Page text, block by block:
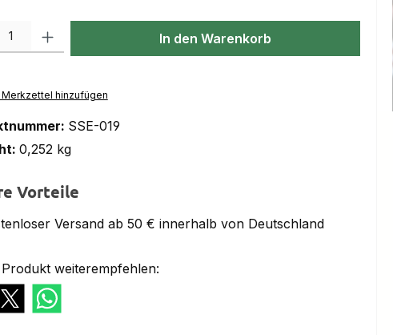
Anzahl: Gib den gewünschten Wert ein oder benutze die Schaltflächen
In den Warenkorb
Merkzettel hinzufügen
SSE-019
0,252 kg
Vorteile
Versand ab 50 € innerhalb von Deutschland
Produkt weiterempfehlen: